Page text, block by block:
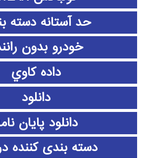
حد آستانه دسته
خودرو بدون
داده كاوي
دانلود
دانلود پايان
دسته بندی کننده